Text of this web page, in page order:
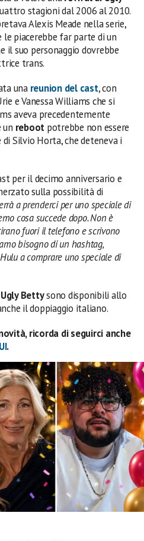
stagioni dal 2006 al 2010.
Alexis Meade nella serie,
le piacerebbe far parte di un
il suo personaggio dovrebbe
trans.
una reunion del cast, con
e Vanessa Williams che si
aveva precedentemente
un reboot potrebbe non essere
Silvio Horta, che deteneva i
per il decimo anniversario e
sulla possibilità di
a prenderci per uno speciale di
cosa succede dopo. Non è
fuori il telefono e scrivono
bisogno di un hashtag,
a comprare uno speciale di
Ugly Bettysono disponibili allo
il doppiaggio italiano.
ricorda di seguirci anche
.